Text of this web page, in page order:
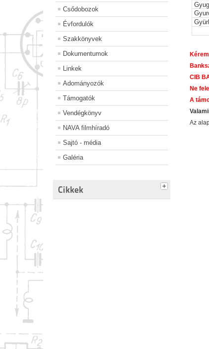
Csődobozok
Évfordulók
Szakkönyvek
Dokumentumok
Linkek
Adományozók
Támogatók
Vendégkönyv
NAVA filmhíradó
Sajtó - média
Galéria
Cikkek
CIB
Ne
A
Az